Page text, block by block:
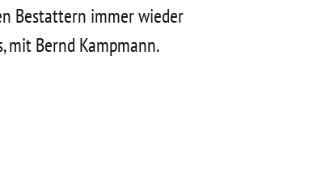
Bestattern immer wieder
mit Bernd Kampmann.